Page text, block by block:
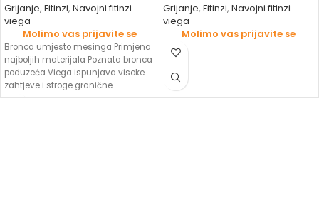
Grijanje, Fitinzi, Navojni fitinzi
viega
Molimo vas prijavite se
Bronca umjesto mesinga Primjena
najboljih materijala Poznata bronca
poduzeća Viega ispunjava visoke
zahtjeve i stroge granične
vrijednosti domaće i međunarodne
Grijanje, Fitinzi, Navojni fitinzi
viega
Molimo vas prijavite se